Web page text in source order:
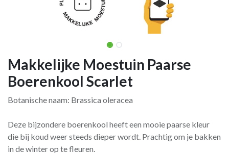
Makkelijke Moestuin Paarse
Boerenkool Scarlet
Botanische naam: Brassica oleracea
Deze bijzondere boerenkool heeft een mooie paarse kleur
die bij koud weer steeds dieper wordt. Prachtig om je bakken
in de winter op te fleuren.